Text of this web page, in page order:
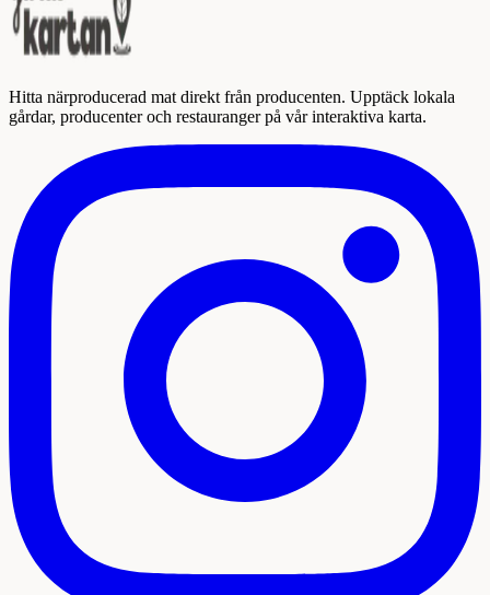
Hitta närproducerad mat direkt från producenten. Upptäck lokala
gårdar, producenter och restauranger på vår interaktiva karta.